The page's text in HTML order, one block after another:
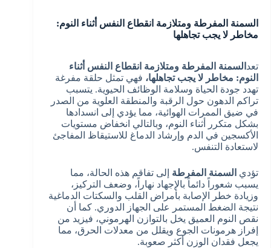
السمنة المفرطة ومتلازمة انقطاع النفس أثناء النوم:
مخاطر لا يجب تجاهلها
تعد السمنة المفرطة ومتلازمة انقطاع النفس أثناء
النوم: مخاطر لا يجب تجاهلها، فهي تمثل حلقة مفرغة
تهدد جودة الحياة وسلامة الوظائف الحيوية. يتسبب
تراكم الدهون حول الرقبة والمنطقة العلوية من الصدر
في ضيق الممرات الهوائية، مما يؤدي إلى انسدادها
بشكل متكرر أثناء النوم، وبالتالي انخفاض مستويات
الأكسجين في الدم وإرشاد الدماغ للاستيقاظ المفاجئ
لاستعادة التنفس.
تؤدي السمنة المفرطة إلى تفاقم هذه الحالة، مما
يسبب شعوراً دائماً بالإجهاد نهاراً، وضعف التركيز،
وزيادة خطر الإصابة بأمراض القلب والسكتات الدماغية
نتيجة الضغط المستمر على الجهاز الدوري. كما أن
نقص النوم العميق يخل بالتوازن الهرموني، فيزيد من
إفراز هرمونات الجوع ويقلل من معدلات الحرق، مما
يجعل فقدان الوزن أكثر صعوبة.